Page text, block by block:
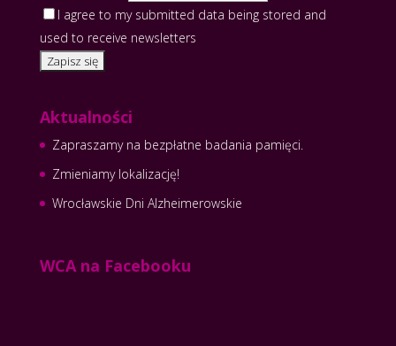
I agree to my submitted data being stored and
used to receive newsletters
Aktualności
Zapraszamy na bezpłatne badania pamięci.
Zmieniamy lokalizację!
Wrocławskie Dni Alzheimerowskie
WCA na Facebooku